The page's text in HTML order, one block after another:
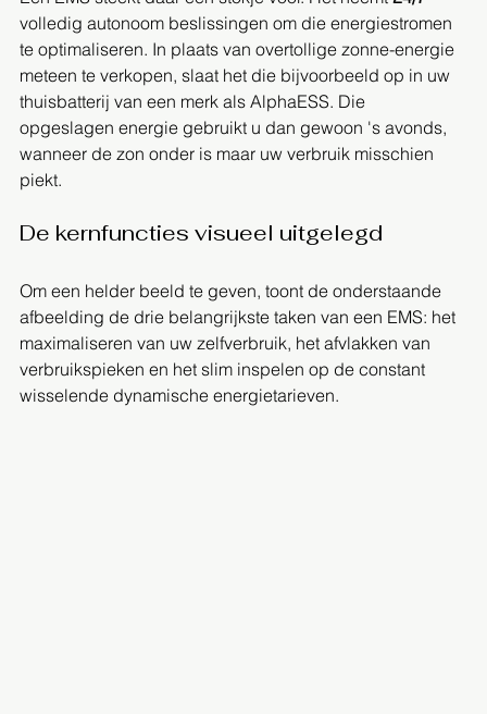
volledig autonoom beslissingen om die energiestromen
te optimaliseren. In plaats van overtollige zonne-energie
meteen te verkopen, slaat het die bijvoorbeeld op in uw
thuisbatterij van een merk als AlphaESS. Die
opgeslagen energie gebruikt u dan gewoon 's avonds,
wanneer de zon onder is maar uw verbruik misschien
piekt.
De kernfuncties visueel uitgelegd
Om een helder beeld te geven, toont de onderstaande
afbeelding de drie belangrijkste taken van een EMS: het
maximaliseren van uw zelfverbruik, het afvlakken van
verbruikspieken en het slim inspelen op de constant
wisselende dynamische energietarieven.